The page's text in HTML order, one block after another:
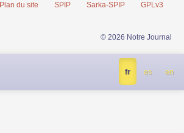
Plan du site SPIP Sarka-SPIP GPLv3
© 2026 Notre Journal
fr es en